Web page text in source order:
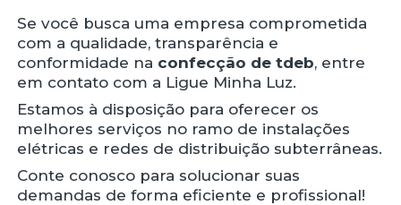
Se você busca uma empresa comprometida
com a qualidade, transparência e
conformidade na confecção de tdeb, entre
em contato com a Ligue Minha Luz.
Estamos à disposição para oferecer os
melhores serviços no ramo de instalações
elétricas e redes de distribuição subterrâneas.
Conte conosco para solucionar suas
demandas de forma eficiente e profissional!